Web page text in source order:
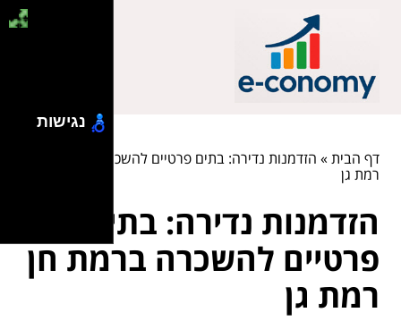
דף הבית» הזדמנות נדירה: בתים פרטיים להשכרה ברמת חן
רמת גן
הזדמנות נדירה: בתים
פרטיים להשכרה ברמת חן
רמת גן
נגישות